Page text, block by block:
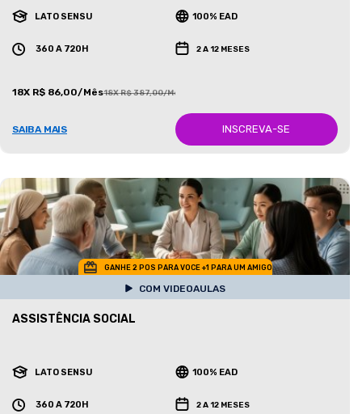
LATO SENSU 100% EAD
360 A 720H 2 A 12 MESES
18X R$ 86,00/Mês18X R$ 387,00/Mês
SAIBA MAIS INSCREVA-SE
GANHE 2 POS PARA VOCE +1 PARA UM AMIGO
COM VIDEOAULAS
ASSISTÊNCIA SOCIAL
LATO SENSU 100% EAD
360 A 720H 2 A 12 MESES